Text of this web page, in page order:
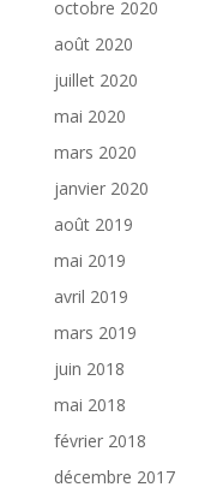
octobre 2020
août 2020
juillet 2020
mai 2020
mars 2020
janvier 2020
août 2019
mai 2019
avril 2019
mars 2019
juin 2018
mai 2018
février 2018
décembre 2017